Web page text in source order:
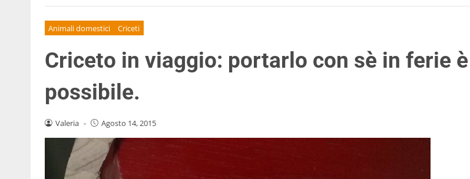
Animali domestici Criceti
Criceto in viaggio: portarlo con sè in ferie è
possibile.
Valeria - Agosto 14, 2015